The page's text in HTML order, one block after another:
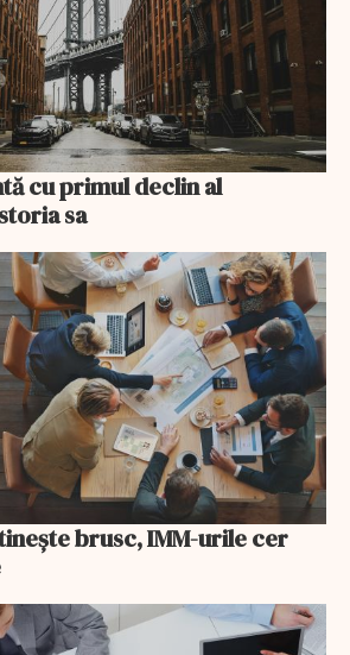
cu primul declin al
sa
brusc, IMM-urile cer